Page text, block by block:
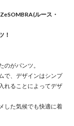
ルース・
！
のがパンツ。
で、デザインはシンプ
れることによってデザ
した気候でも快適に着